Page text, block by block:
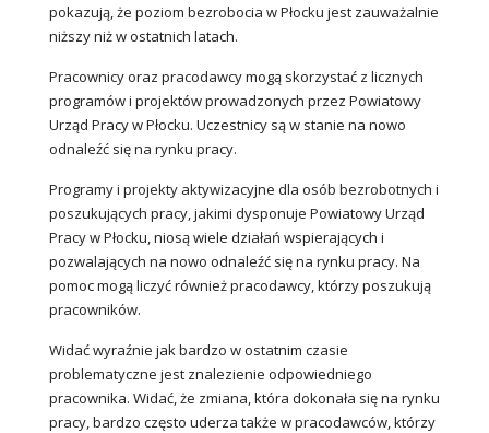
pokazują, że poziom bezrobocia w Płocku jest zauważalnie
niższy niż w ostatnich latach.
Pracownicy oraz pracodawcy mogą skorzystać z licznych
programów i projektów prowadzonych przez Powiatowy
Urząd Pracy w Płocku. Uczestnicy są w stanie na nowo
odnaleźć się na rynku pracy.
Programy i projekty aktywizacyjne dla osób bezrobotnych i
poszukujących pracy, jakimi dysponuje Powiatowy Urząd
Pracy w Płocku, niosą wiele działań wspierających i
pozwalających na nowo odnaleźć się na rynku pracy. Na
pomoc mogą liczyć również pracodawcy, którzy poszukują
pracowników.
Widać wyraźnie jak bardzo w ostatnim czasie
problematyczne jest znalezienie odpowiedniego
pracownika. Widać, że zmiana, która dokonała się na rynku
pracy, bardzo często uderza także w pracodawców, którzy